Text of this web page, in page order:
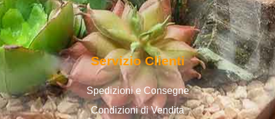
Servizio Clienti
Spedizioni e Consegne
Condizioni di Vendita